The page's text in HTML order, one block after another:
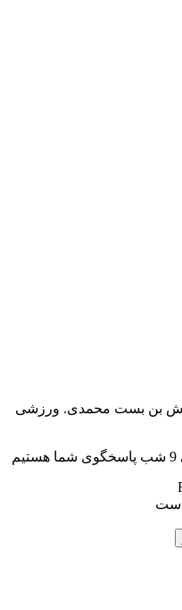
نبش بن بست محمدی. ورزشی
است